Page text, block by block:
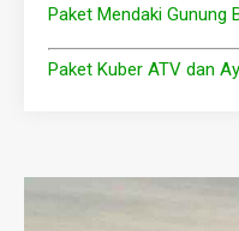
Paket Mendaki Gunung
Paket Kuber ATV dan